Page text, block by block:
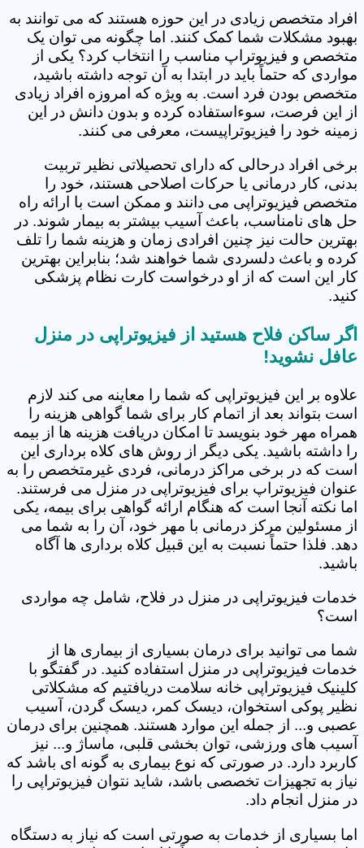
افراد متخصص زیادی در این حوزه هستند که می توانند به
بهبود مشکلات شما کمک کنند. اما چگونه می توان یک
متخصص و فیزیوتراپ مناسب را انتخاب کرد؟ یکی از
مواردی که حتماً باید در ابتدا به آن توجه داشته باشید،
متخصص بودن فرد است. به ویژه که امروزه افراد زیادی
از این فرصت، سوءاستفاده کرده و بدون دانش در این
زمینه خود را فیزیوتراپیست، معرفی می کنند.
برخی افراد درحالی که دارای تحصیلاتی نظیر تربیت
بدنی، کار درمانی یا حرکات اصلاحی هستند، خود را
متخصص فیزیوتراپی می دانند و ممکن است با ارائه راه
حل های نامناسب، باعث آسیب بیشتر به بیمار شوند. در
بهترین حالت نیز چنین افرادی زمان و هزینه شما را تلف
کرده و باعث دلسردی شما خواهند شد؛ بنابراین بهترین
کار این است که از او درخواست کارت نظام پزشکی
کنید.
اگر ساکن فلاح هستید از فیزیوتراپی در منزل
عافل نشوید!
علاوه بر این فیزیوتراپی که شما را معاینه می کند لازم
است بتواند بعد از اتمام کار برای شما گواهی هزینه را
همراه مهر خود بنویسد تا امکان دریافت هزینه ها از بیمه
را داشته باشید. یکی دیگر از روش های کلاه برداری این
است که در برخی مراکز درمانی، فردی غیرمتخصص را به
عنوان فیزیوتراپ برای فیزیوتراپی در منزل می فرستند.
اما نکته آنجا است که هنگام ارائه گواهی برای بیمه، یکی
از مسئولین مرکز درمانی با مهر خود، آن را به شما می
دهد. فلذا حتماً نسبت به این قبیل کلاه برداری ها آگاه
باشید.
خدمات فیزیوتراپی در منزل در فلاح، شامل چه مواردی
است؟
شما می توانید برای درمان بسیاری از بیماری ها از
خدمات فیزیوتراپی در منزل استفاده کنید. در گفتگو با
کلینیک فیزیوتراپی خانه سلامت دریافتیم که مشکلاتی
نظیر پوکی استخوان، دیسک کمر، دیسک گردن، آسیب
عصبی و... از جمله این موارد هستند. همچنین برای درمان
آسیب های ورزشی، توان بخشی قلبی، ماساژ و... نیز
کاربرد دارد. در صورتی که نوع بیماری به گونه ای باشد که
نیاز به تجهیزات تخصصی باشد، شاید نتوان فیزیوتراپی را
در منزل انجام داد.
اما بسیاری از خدمات به صورتی است که نیاز به دستگاه